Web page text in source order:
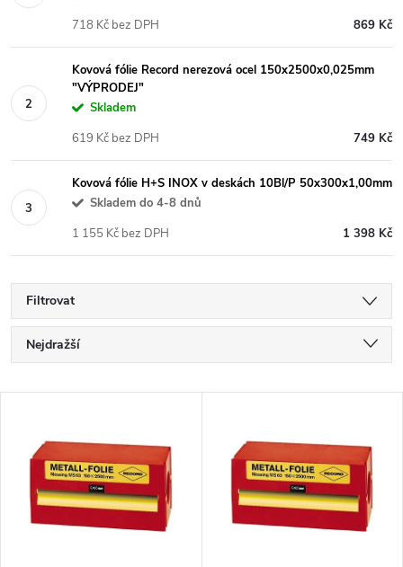
869 Kč
718 Kč bez DPH
Kovová fólie Record nerezová ocel 150x2500x0,025mm
"VÝPRODEJ"
Skladem
749 Kč
619 Kč bez DPH
Kovová fólie H+S INOX v deskách 10Bl/P 50x300x1,00mm
Skladem do 4-8 dnů
1 398 Kč
1 155 Kč bez DPH
Filtrovat
Ř
a
n
Nejdražší
Abecedně
p